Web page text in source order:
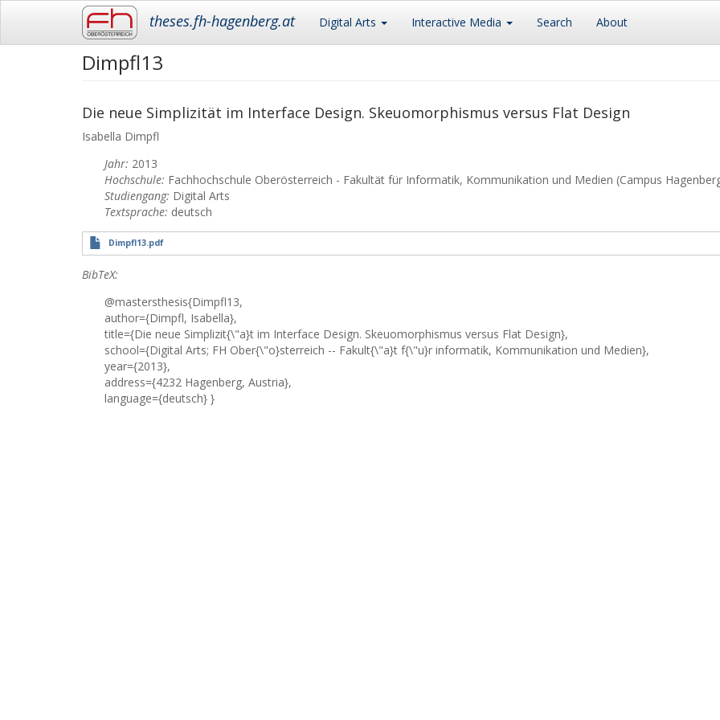
theses.fh-hagenberg.at
Main
navigation
Digital Arts Interactive Media Search About
Dimpfl13
Die neue Simplizität im Interface Design. Skeuomorphismus versus Flat Design
Isabella Dimpfl
Jahr: 2013
Hochschule: Fachhochschule Oberösterreich - Fakultät für Informatik, Kommunikation und Medien (Campus
Studiengang: Digital Arts
Textsprache: deutsch
Dimpfl13.pdf
BibTeX:
@mastersthesis{Dimpfl13,
author={Dimpfl, Isabella},
title={Die neue Simplizit{\"a}t im Interface Design. Skeuomorphismus versus Flat Design},
school={Digital Arts; FH Ober{\"o}sterreich -- Fakult{\"a}t f{\"u}r informatik, Kommunikation und Medien},
year={2013},
address={4232 Hagenberg, Austria},
language={deutsch} }